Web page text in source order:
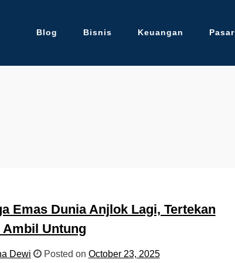
Blog Bisnis Keuangan Pasar
Emas Dunia Anjlok Lagi, Tertekan
Untung
Dewi Posted on October 23, 2025